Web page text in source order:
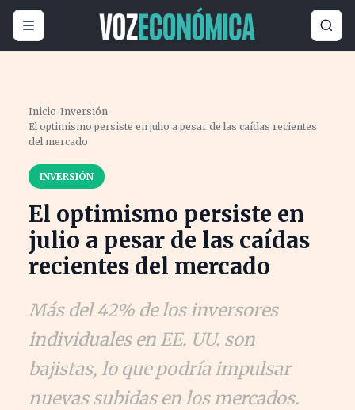
Inicio ›Inversión›
El optimismo persiste en julio a pesar de las caídas recientes
del mercado
INVERSIÓN
El optimismo persiste en
julio a pesar de las caídas
recientes del mercado
Más del 42% de los inversores
individuales en EE. UU. son
bajistas, lo que podría impulsar
nuevas subidas en los mercados.